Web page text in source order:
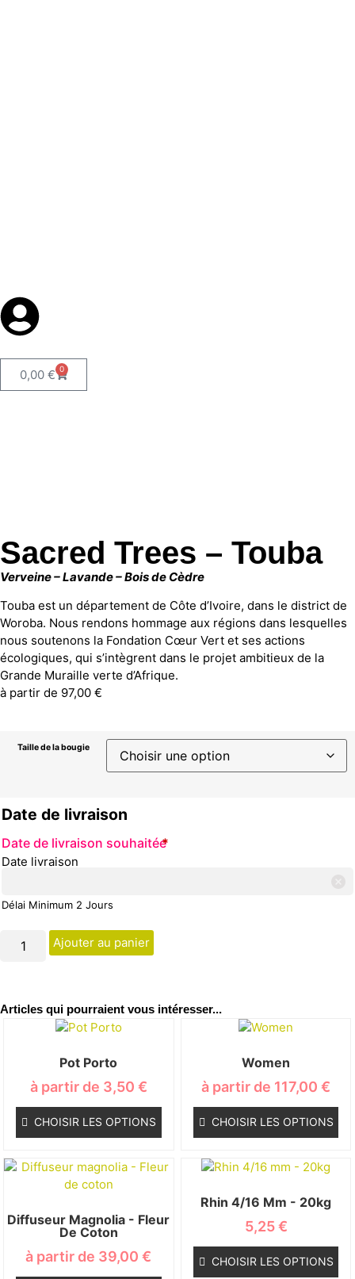
0,00 € 0
Sacred Trees – Touba
Verveine – Lavande – Bois de Cèdre
Touba est un département de Côte d’Ivoire, dans le district de
Woroba. Nous rendons hommage aux régions dans lesquelles
nous soutenons la Fondation Cœur Vert et ses actions
écologiques, qui s’intègrent dans le projet ambitieux de la
Grande Muraille verte d’Afrique.
à partir de 97,00 €
Taille de la bougie
Date de livraison
Date de livraison souhaitée*
Date livraison
Délai Minimum 2 Jours
Ajouter au panier
Articles qui pourraient vous intéresser...
Pot Porto
à partir de 3,50 €
CHOISIR LES OPTIONS
Women
à partir de 117,00€
CHOISIR LES OPTIONS
Diffuseur Magnolia - Fleur
De Coton
à partir de 39,00€
Rhin 4/16 Mm - 20kg
5,25€
CHOISIR LES OPTIONS